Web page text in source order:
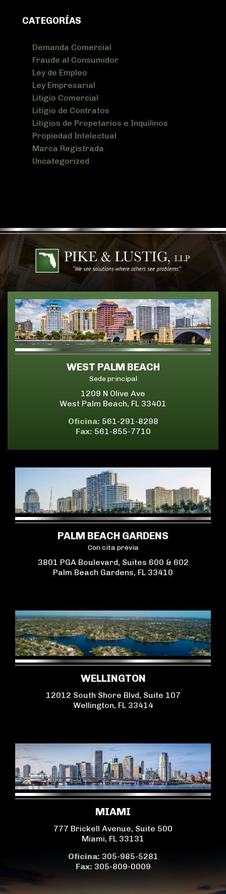
CATEGORÍAS
Demanda Comercial
Fraude al Consumidor
Ley de Empleo
Ley Empresarial
Litigio Comercial
Litigio de Contratos
Litigios de Propetarios e Inquilinos
Propiedad Intelectual
Marca Registrada
Uncategorized
WEST PALM BEACH
Sede principal
1209 N Olive Ave
West Palm Beach, FL 33401
Oficina: 561-291-8298
Fax: 561-855-7710
PALM BEACH GARDENS
Con cita previa
3801 PGA Boulevard, Suites 600 & 602
Palm Beach Gardens, FL 33410
WELLINGTON
12012 South Shore Blvd, Suite 107
Wellington, FL 33414
MIAMI
777 Brickell Avenue, Suite 500
Miami, FL 33131
Oficina: 305-985-5281
Fax: 305-809-0009